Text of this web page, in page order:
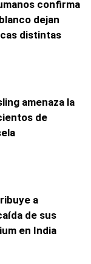
confirma
dejan
distintas
amenaza la
de
a
de sus
en India